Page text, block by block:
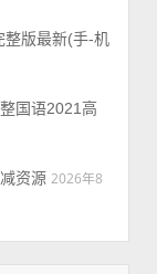
整版最新(手-机
国语2021高
资源 2026年8